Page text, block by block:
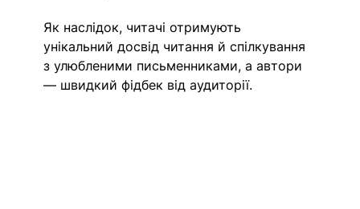
Як наслідок, читачі отримують
унікальний досвід читання й спілкування
з улюбленими письменниками, а автори
— швидкий фідбек від аудиторії.